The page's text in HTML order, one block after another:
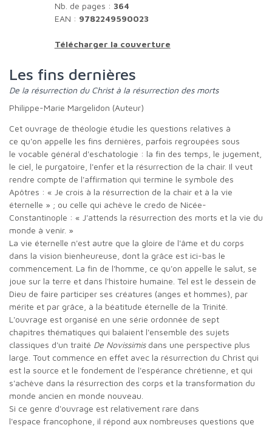
Nb. de pages : 364
EAN : 9782249590023
Télécharger la couverture
Les fins dernières
De la résurrection du Christ à la résurrection des morts
Philippe-Marie Margelidon (Auteur)
Cet ouvrage de théologie étudie les questions relatives à
ce qu'on appelle les fins dernières, parfois regroupées sous
le vocable général d'eschatologie : la fin des temps, le jugement,
le ciel, le purgatoire, l'enfer et la résurrection de la chair. Il veut
rendre compte de l'affirmation qui termine le symbole des
Apôtres : « Je crois à la résurrection de la chair et à la vie
éternelle » ; ou celle qui achève le credo de Nicée-
Constantinople : « J'attends la résurrection des morts et la vie du
monde à venir. »
La vie éternelle n'est autre que la gloire de l'âme et du corps
dans la vision bienheureuse, dont la grâce est ici-bas le
commencement. La fin de l'homme, ce qu'on appelle le salut, se
joue sur la terre et dans l'histoire humaine. Tel est le dessein de
Dieu de faire participer ses créatures (anges et hommes), par
mérite et par grâce, à la béatitude éternelle de la Trinité.
L'ouvrage est organisé en une série ordonnée de sept
chapitres thématiques qui balaient l'ensemble des sujets
classiques d'un traité De Novissimisdans une perspective plus
large. Tout commence en effet avec la résurrection du Christ qui
est la source et le fondement de l'espérance chrétienne, et qui
s'achève dans la résurrection des corps et la transformation du
monde ancien en monde nouveau.
Si ce genre d'ouvrage est relativement rare dans
l'espace francophone, il répond aux nombreuses questions que